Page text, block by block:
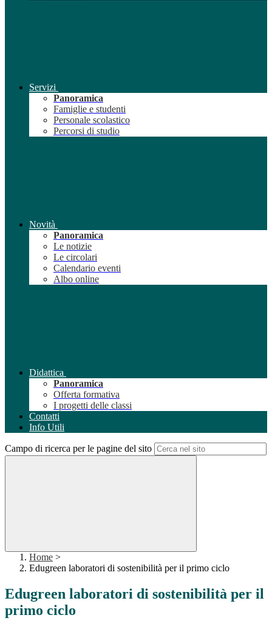
Servizi
Panoramica
Famiglie e studenti
Personale scolastico
Percorsi di studio
Novità
Panoramica
Le notizie
Le circolari
Calendario eventi
Albo online
Didattica
Panoramica
Offerta formativa
I progetti delle classi
Contatti
Info Utili
Campo di ricerca per le pagine del sito
Home >
Edugreen laboratori di sostenibilità per il primo ciclo
Edugreen laboratori di sostenibilità per il
primo ciclo